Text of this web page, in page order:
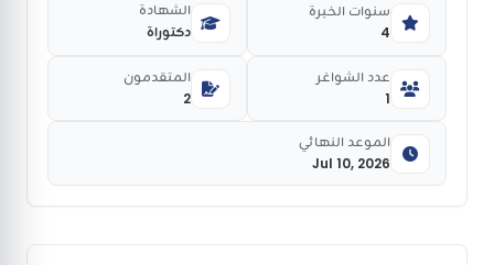
4
سنوات الخبرة
دكتوراة
الشهادة
1
عدد الشواغر
2
المتقدمون
Jul 10, 2026
الموعد النهائي